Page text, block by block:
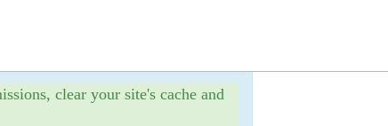
clear your site's cache and